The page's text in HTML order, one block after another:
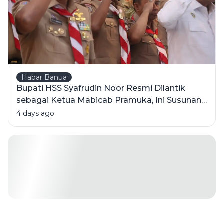
Habar Banua
Bupati HSS Syafrudin Noor Resmi Dilantik
sebagai Ketua Mabicab Pramuka, Ini Susunan
Pengurus 2025-2030
4 days ago